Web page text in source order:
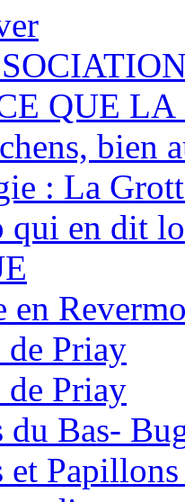
QUE
bien
: La
qui en dit
en
Priay
Priay
du Bas-
et